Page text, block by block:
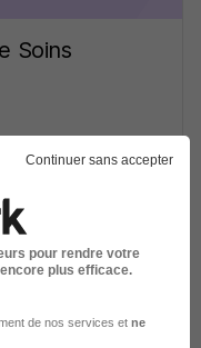
Soins
€ / mois
Continuer sans accepter
pour rendre votre
plus efficace.
de nos services et ne